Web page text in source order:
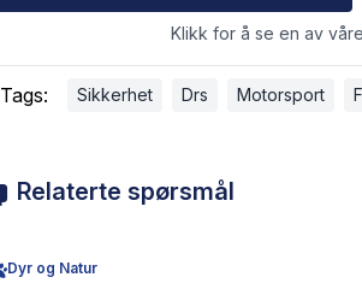
Klikk for å se en av
Tags: Sikkerhet Drs Motorsport
Relaterte spørsmål
Dyr og Natur